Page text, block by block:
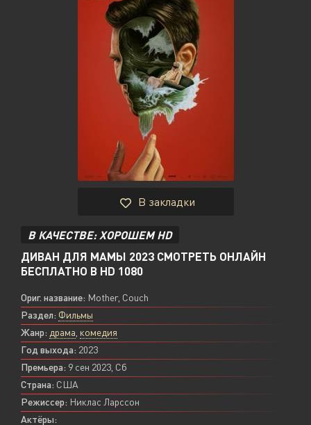
В закладки
В КАЧЕСТВЕ: ХОРОШЕМ HD
ДИВАН ДЛЯ МАМЫ 2023 СМОТРЕТЬ ОНЛАЙН
БЕСПЛАТНО В HD 1080
Ориг. название: Mother, Couch
Раздел: Фильмы
Жанр: драма комедия
Год выхода: 2023
Премьера: 9 сен 2023, Сб
Страна: США
Режиссер: Никлас Ларссон
Актёры: